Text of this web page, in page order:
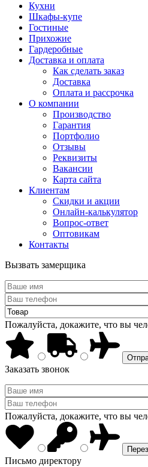
Кухни
Шкафы-купе
Гостиные
Прихожие
Гардеробные
Доставка и оплата
Как сделать заказ
Доставка
Оплата и рассрочка
О компании
Производство
Гарантия
Портфолио
Отзывы
Реквизиты
Вакансии
Карта сайта
Клиентам
Скидки и акции
Онлайн-калькулятор
Вопрос-ответ
Оптовикам
Контакты
Вызвать замерщика
Пожалуйста, докажите, что вы
Заказать звонок
Пожалуйста, докажите, что вы
Письмо директору